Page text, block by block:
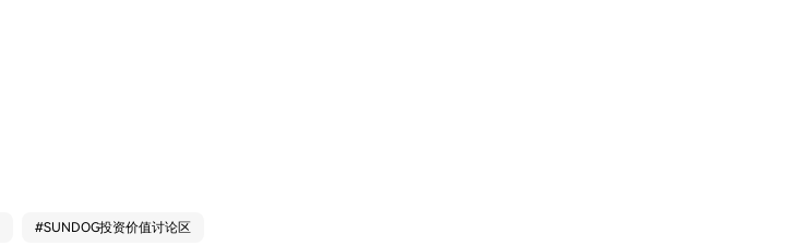
#SUNDOG投资价值讨论区